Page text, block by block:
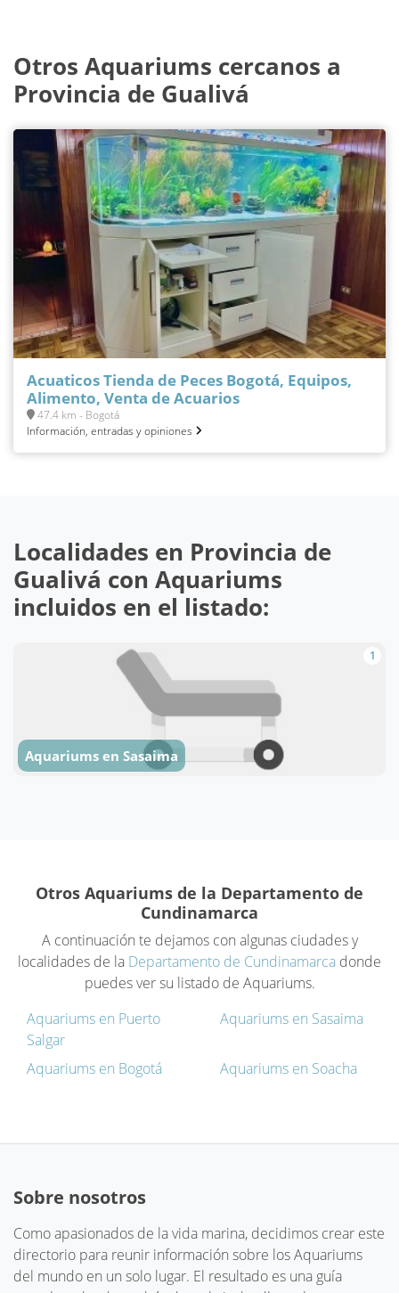
Otros Aquariums cercanos a
Provincia de Gualivá
Acuaticos Tienda de Peces Bogotá, Equipos,
Alimento, Venta de Acuarios
47.4 km - Bogotá
Información, entradas y opiniones
Localidades en Provincia de
Gualivá con Aquariums
incluidos en el listado:
1
Aquariums en Sasaima
Otros Aquariums de la Departamento de
Cundinamarca
A continuación te dejamos con algunas ciudades y
localidades de la Departamento de Cundinamarca donde
puedes ver su listado de Aquariums.
Aquariums en Puerto
Salgar
Aquariums en Sasaima
Aquariums en Bogotá Aquariums en Soacha
Sobre nosotros
Como apasionados de la vida marina, decidimos crear este
directorio para reunir información sobre los Aquariums
del mundo en un solo lugar. El resultado es una guía